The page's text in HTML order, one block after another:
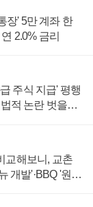
장' 5만 계좌 한
2.0% 금리
주식 지급' 평행
적 논란 벗을지
교해보니, 교촌
개발'·BBQ '원가